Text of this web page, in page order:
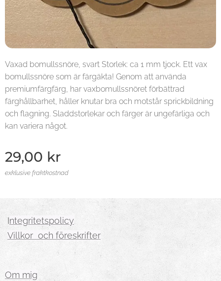
Vaxad bomullssnöre, svart Storlek: ca 1 mm tjock. Ett vax
bomullssnöre som är färgäkta! Genom att använda
premiumfärgfärg, har vaxbomullssnöret förbättrad
färghållbarhet, håller knutar bra och motstår sprickbildning
och flagning. Sladdstorlekar och färger är ungefärliga och
kan variera något.
29,00 kr
exklusive fraktkostnad
Integritetspolicy
Villkor och föreskrifter
Om mig